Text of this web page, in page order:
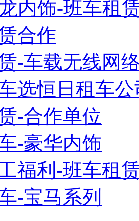
内饰-班车租
合作
-车载无线网
选恒日租车公
-合作单位
-豪华内饰
福利-班车租
-宝马系列